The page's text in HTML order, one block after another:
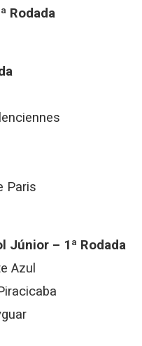
Rodada
Paris
Júnior – 1ª Rodada
Azul